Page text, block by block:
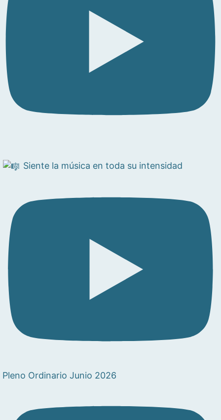
Siente la música en toda su intensidad
Pleno Ordinario Junio 2026